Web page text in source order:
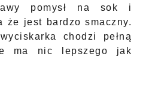
pomysł na sok i
że jest bardzo smaczny.
chodzi pełną
ma nic lepszego jak